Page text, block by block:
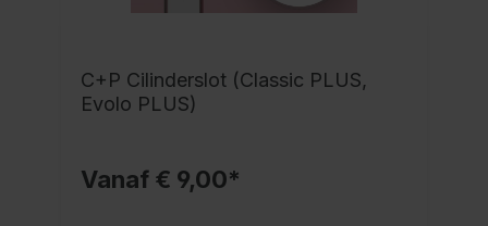
C+P Cilinderslot (Classic PLUS,
Evolo PLUS)
Vanaf € 9,00*